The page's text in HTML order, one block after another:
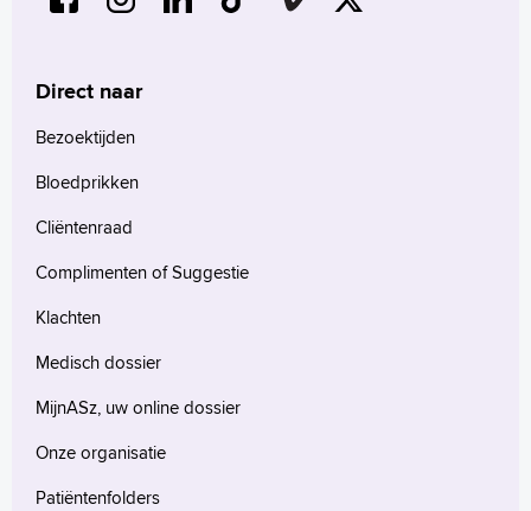
Direct naar
Bezoektijden
Bloedprikken
Cliëntenraad
Complimenten of Suggestie
Klachten
Medisch dossier
MijnASz, uw online dossier
Onze organisatie
Patiëntenfolders